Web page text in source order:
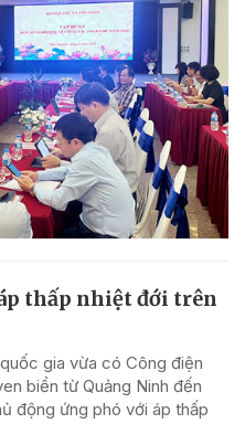
thấp nhiệt đới trên
gia vừa có Công điện
biển từ Quảng Ninh đến
động ứng phó với áp thấp